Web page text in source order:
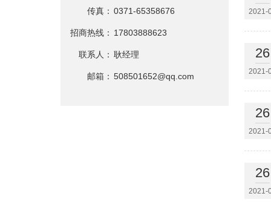
传真： 0371-65358676
招商热线： 17803888623
联系人： 耿经理
邮箱： 508501652@qq.com
2021-
26
2021-
26
2021-
26
2021-